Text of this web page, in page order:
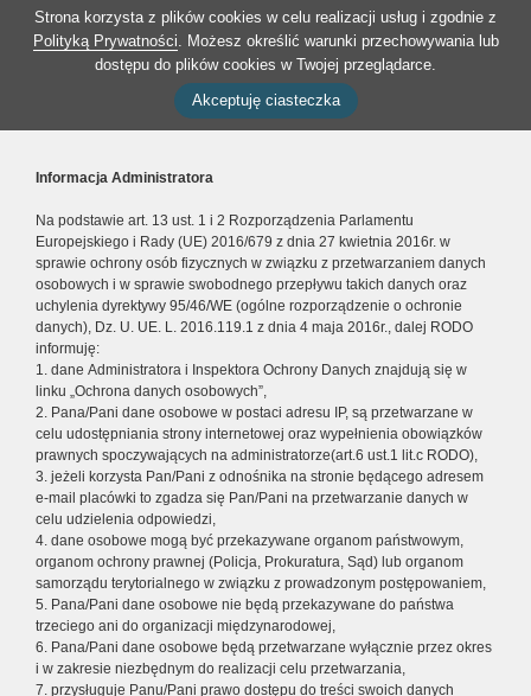
Strona korzysta z plików cookies w celu realizacji usług i zgodnie z
Polityką Prywatności. Możesz określić warunki przechowywania lub
dostępu do plików cookies w Twojej przeglądarce.
Akceptuję ciasteczka
Informacja Administratora
Na podstawie art. 13 ust. 1 i 2 Rozporządzenia Parlamentu
Europejskiego i Rady (UE) 2016/679 z dnia 27 kwietnia 2016r. w
sprawie ochrony osób fizycznych w związku z przetwarzaniem danych
osobowych i w sprawie swobodnego przepływu takich danych oraz
uchylenia dyrektywy 95/46/WE (ogólne rozporządzenie o ochronie
danych), Dz. U. UE. L. 2016.119.1 z dnia 4 maja 2016r., dalej RODO
informuję:
1. dane Administratora i Inspektora Ochrony Danych znajdują się w
linku „Ochrona danych osobowych”,
2. Pana/Pani dane osobowe w postaci adresu IP, są przetwarzane w
celu udostępniania strony internetowej oraz wypełnienia obowiązków
prawnych spoczywających na administratorze(art.6 ust.1 lit.c RODO),
3. jeżeli korzysta Pan/Pani z odnośnika na stronie będącego adresem
e-mail placówki to zgadza się Pan/Pani na przetwarzanie danych w
celu udzielenia odpowiedzi,
4. dane osobowe mogą być przekazywane organom państwowym,
organom ochrony prawnej (Policja, Prokuratura, Sąd) lub organom
samorządu terytorialnego w związku z prowadzonym postępowaniem,
5. Pana/Pani dane osobowe nie będą przekazywane do państwa
trzeciego ani do organizacji międzynarodowej,
6. Pana/Pani dane osobowe będą przetwarzane wyłącznie przez okres
i w zakresie niezbędnym do realizacji celu przetwarzania,
7. przysługuje Panu/Pani prawo dostępu do treści swoich danych